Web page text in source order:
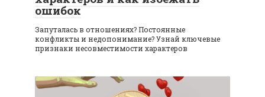
ошибок
Запуталась в отношениях? Постоянные
конфликты и недопонимание? Узнай ключевые
признаки несовместимости характеров